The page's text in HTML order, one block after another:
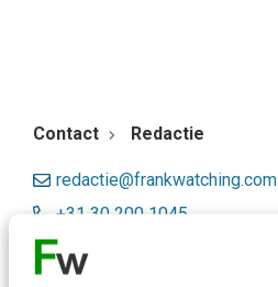
Contact Redactie
redactie@frankwatching.com
+31 30 200 1045
Tarieven
Meer contactopties